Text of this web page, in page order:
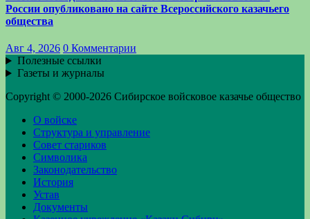
России опубликовано на сайте Всероссийского казачьего
общества
Авг 4, 2026 0 Комментарии
Полезные ссылки
Газеты и журналы
Copyright © 2000-2026 Сибирское войсковое казачье общество
О войске
Структура и управление
Совет стариков
Символика
Законодательство
История
Устав
Документы